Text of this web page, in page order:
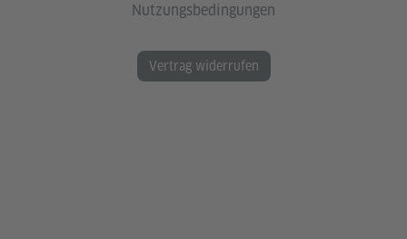
Nutzungsbedingungen
Vertrag widerrufen